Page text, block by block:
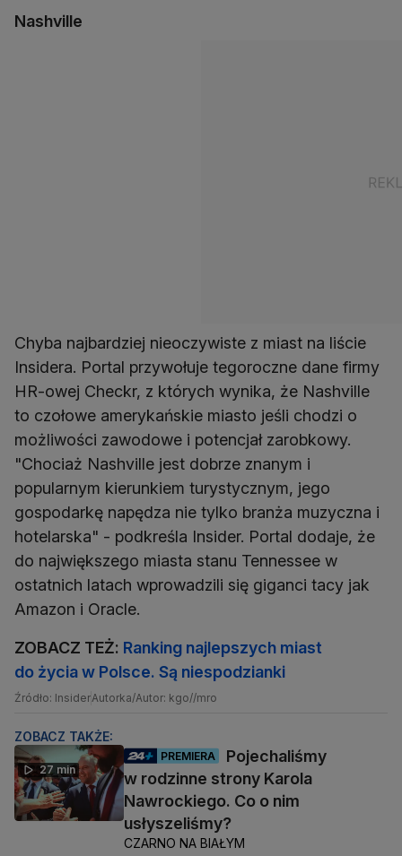
Nashville
Chyba najbardziej nieoczywiste z miast na liście
Insidera. Portal przywołuje tegoroczne dane firmy
HR-owej Checkr, z których wynika, że Nashville
to czołowe amerykańskie miasto jeśli chodzi o
możliwości zawodowe i potencjał zarobkowy.
"Chociaż Nashville jest dobrze znanym i
popularnym kierunkiem turystycznym, jego
gospodarkę napędza nie tylko branża muzyczna i
hotelarska" - podkreśla Insider. Portal dodaje, że
do największego miasta stanu Tennessee w
ostatnich latach wprowadzili się giganci tacy jak
Amazon i Oracle.
ZOBACZ TEŻ: Ranking najlepszych miast
do życia w Polsce. Są niespodzianki
Źródło: InsiderAutorka/Autor: kgo//mro
ZOBACZ TAKŻE:
27 min
PREMIERA
Pojechaliśmy
w rodzinne strony Karola
Nawrockiego. Co o nim
usłyszeliśmy?
CZARNO NA BIAŁYM